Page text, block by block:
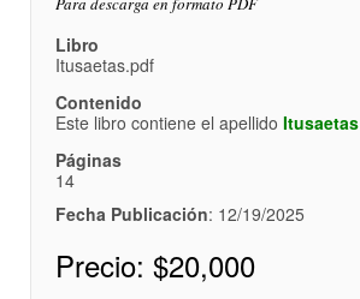
Libro
Itusaetas.pdf
Contenido
Este libro contiene el apellido Itusaetas
Páginas
14
Fecha Publicación: 12/19/2025
Precio: $20,000